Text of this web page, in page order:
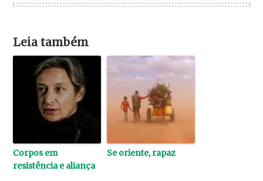
Leia também
Corpos em
resistência e aliança
Se oriente, rapaz